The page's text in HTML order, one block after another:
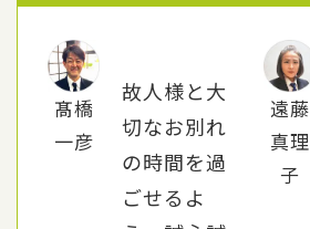
髙橋
一彦
故人様と大
切なお別れ
の時間を過
ごせるよ
遠藤
真理
子